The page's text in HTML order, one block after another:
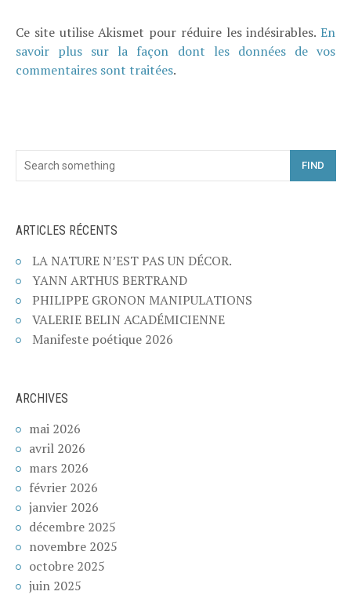
Ce site utilise Akismet pour réduire les indésirables. En
savoir plus sur la façon dont les données de vos
commentaires sont traitées.
FIND
ARTICLES RÉCENTS
LA NATURE N’EST PAS UN DÉCOR.
YANN ARTHUS BERTRAND
PHILIPPE GRONON MANIPULATIONS
VALERIE BELIN ACADÉMICIENNE
Manifeste poétique 2026
ARCHIVES
mai 2026
avril 2026
mars 2026
février 2026
janvier 2026
décembre 2025
novembre 2025
octobre 2025
juin 2025